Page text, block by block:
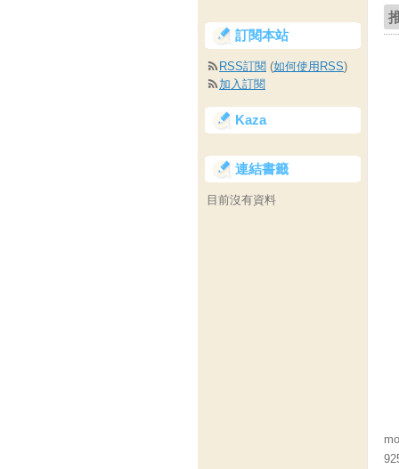
訂閱本站
RSS訂閱 (如何使用RSS)
加入訂閱
Kaza
連結書籤
目前沒有資料